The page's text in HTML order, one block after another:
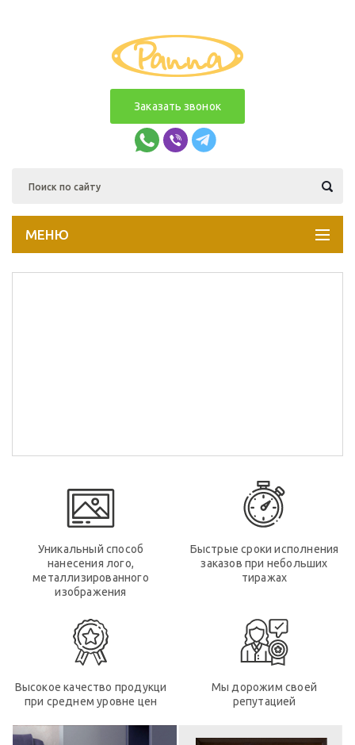
Заказать звонок
МЕНЮ
Уникальный способ
нанесения лого,
металлизированного
изображения
Быстрые сроки исполнения
заказов при небольших
тиражах
Высокое качество продукци
при среднем уровне цен
Мы дорожим своей
репутацией